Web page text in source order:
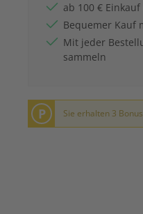
ab 100 €
Bequemer Kauf
Mit jeder
sammeln
P Sie erhalten 3